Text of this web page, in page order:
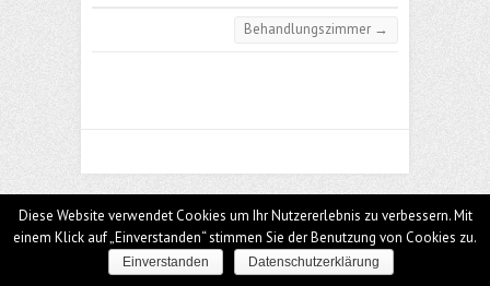
Behandlungszimmer →
Diese Website verwendet Cookies um Ihr Nutzererlebnis zu verbessern. Mit
einem Klick auf „Einverstanden“ stimmen Sie der Benutzung von Cookies zu.
Einverstanden Datenschutzerklärung